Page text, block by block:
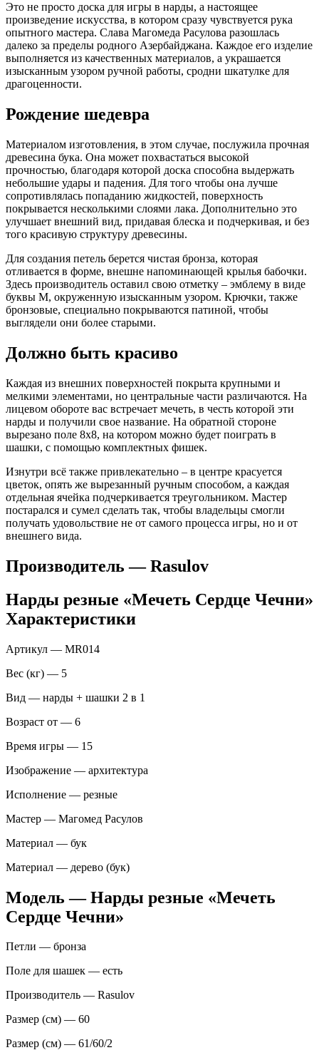
Это не просто доска для игры в нарды, а настоящее
произведение искусства, в котором сразу чувствуется рука
опытного мастера. Слава Магомеда Расулова разошлась
далеко за пределы родного Азербайджана. Каждое его изделие
выполняется из качественных материалов, а украшается
изысканным узором ручной работы, сродни шкатулке для
драгоценности.
Рождение шедевра
Материалом изготовления, в этом случае, послужила прочная
древесина бука. Она может похвастаться высокой
прочностью, благодаря которой доска способна выдержать
небольшие удары и падения. Для того чтобы она лучше
сопротивлялась попаданию жидкостей, поверхность
покрывается несколькими слоями лака. Дополнительно это
улучшает внешний вид, придавая блеска и подчеркивая, и без
того красивую структуру древесины.
Для создания петель берется чистая бронза, которая
отливается в форме, внешне напоминающей крылья бабочки.
Здесь производитель оставил свою отметку – эмблему в виде
буквы М, окруженную изысканным узором. Крючки, также
бронзовые, специально покрываются патиной, чтобы
выглядели они более старыми.
Должно быть красиво
Каждая из внешних поверхностей покрыта крупными и
мелкими элементами, но центральные части различаются. На
лицевом обороте вас встречает мечеть, в честь которой эти
нарды и получили свое название. На обратной стороне
вырезано поле 8х8, на котором можно будет поиграть в
шашки, с помощью комплектных фишек.
Изнутри всё также привлекательно – в центре красуется
цветок, опять же вырезанный ручным способом, а каждая
отдельная ячейка подчеркивается треугольником. Мастер
постарался и сумел сделать так, чтобы владельцы смогли
получать удовольствие не от самого процесса игры, но и от
внешнего вида.
Производитель — Rasulov
Нарды резные «Мечеть Сердце Чечни»
Характеристики
Артикул — MR014
Вес (кг) — 5
Вид — нарды + шашки 2 в 1
Возраст от — 6
Время игры — 15
Изображение — архитектура
Исполнение — резные
Мастер — Магомед Расулов
Материал — бук
Материал — дерево (бук)
Модель — Нарды резные «Мечеть
Сердце Чечни»
Петли — бронза
Поле для шашек — есть
Производитель — Rasulov
Размер (см) — 60
Размер (см) — 61/60/2